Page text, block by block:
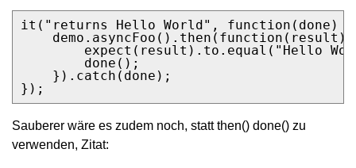
it("returns Hello World", function(done) {
demo.asyncFoo().then(function(result)
expect(result).to.equal("Hello
        done();
    }).catch(done);
});
Sauberer wäre es zudem noch, statt then() done() zu
verwenden, Zitat: